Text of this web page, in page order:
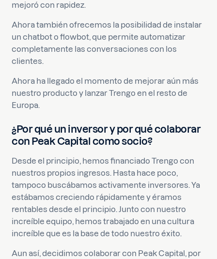
mejoró con rapidez.
Ahora también ofrecemos la posibilidad de instalar
un chatbot o flowbot, que permite automatizar
completamente las conversaciones con los
clientes.
Ahora ha llegado el momento de mejorar aún más
nuestro producto y lanzar Trengo en el resto de
Europa.
¿Por qué un inversor y por qué colaborar
con Peak Capital como socio?
Desde el principio, hemos financiado Trengo con
nuestros propios ingresos. Hasta hace poco,
tampoco buscábamos activamente inversores. Ya
estábamos creciendo rápidamente y éramos
rentables desde el principio. Junto con nuestro
increíble equipo, hemos trabajado en una cultura
increíble que es la base de todo nuestro éxito.
Aun así, decidimos colaborar con Peak Capital, por